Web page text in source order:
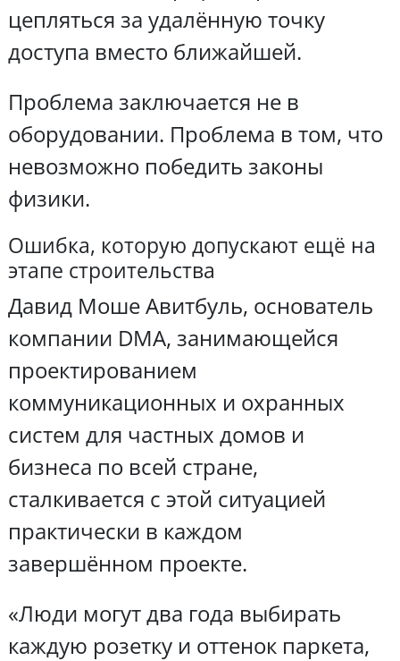
цепляться за удалённую точку
доступа вместо ближайшей.
Проблема заключается не в
оборудовании. Проблема в том, что
невозможно победить законы
физики.
Ошибка, которую допускают ещё на
этапе строительства
Давид Моше Авитбуль, основатель
компании DMA, занимающейся
проектированием
коммуникационных и охранных
систем для частных домов и
бизнеса по всей стране,
сталкивается с этой ситуацией
практически в каждом
завершённом проекте.
«Люди могут два года выбирать
каждую розетку и оттенок паркета,